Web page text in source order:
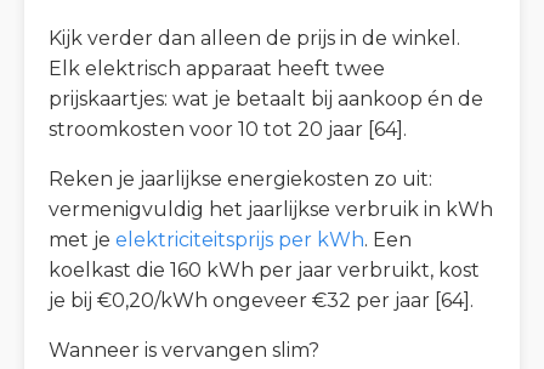
Kijk verder dan alleen de prijs in de winkel.
Elk elektrisch apparaat heeft twee
prijskaartjes: wat je betaalt bij aankoop én de
stroomkosten voor 10 tot 20 jaar [64].
Reken je jaarlijkse energiekosten zo uit:
vermenigvuldig het jaarlijkse verbruik in kWh
met je elektriciteitsprijs per kWh. Een
koelkast die 160 kWh per jaar verbruikt, kost
je bij €0,20/kWh ongeveer €32 per jaar [64].
Wanneer is vervangen slim?